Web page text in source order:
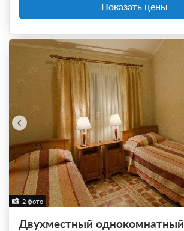
Показать цены
2 фото
Двухместный однокомнатный